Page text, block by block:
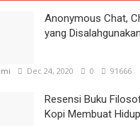
Anonymous Chat,
yang
Dec 24, 2020 0 91666
Resensi Buku
Kopi Membuat